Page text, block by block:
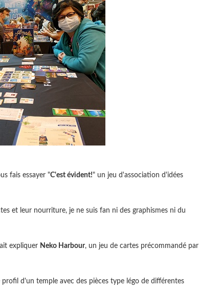
fais essayer "C'est évident!" un jeu d'association d'idées
et leur nourriture, je ne suis fan ni des graphismes ni du
expliquer Neko Harbour, un jeu de cartes précommandé par
d'un temple avec des pièces type légo de différentes